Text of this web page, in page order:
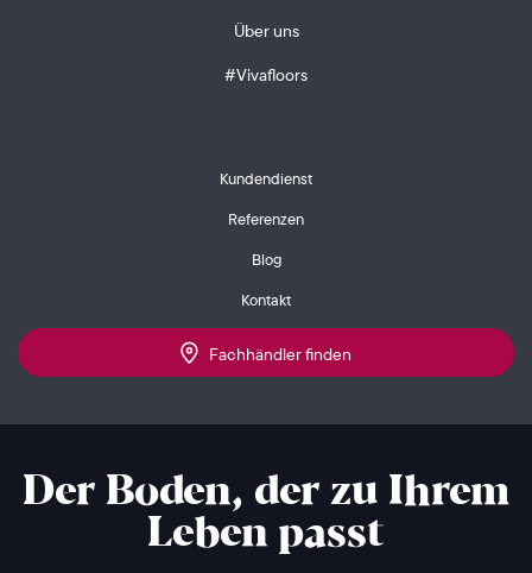
Über uns
#Vivafloors
Kundendienst
Referenzen
Blog
Kontakt
Fachhändler finden
Der Boden, der zu Ihrem
Leben passt